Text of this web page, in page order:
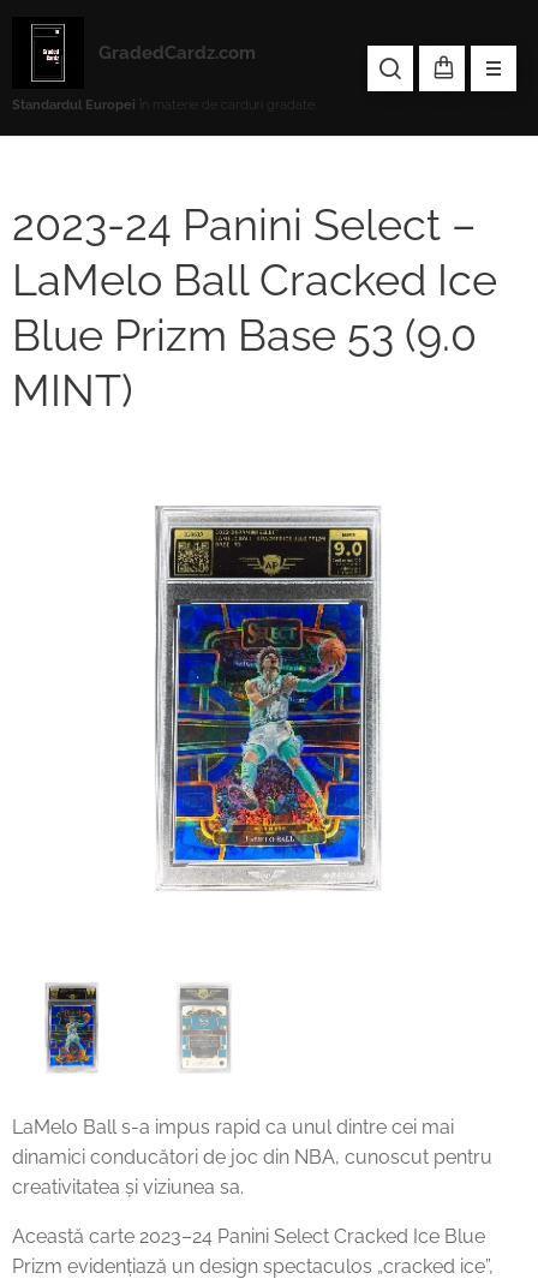
GradedCardz.com
Standardul Europei în materie de carduri gradate.
2023-24 Panini Select –
LaMelo Ball Cracked Ice
Blue Prizm Base 53 (9.0
MINT)
LaMelo Ball s-a impus rapid ca unul dintre cei mai
dinamici conducători de joc din NBA, cunoscut pentru
creativitatea și viziunea sa.
Această carte 2023–24 Panini Select Cracked Ice Blue
Prizm evidențiază un design spectaculos „cracked ice”,